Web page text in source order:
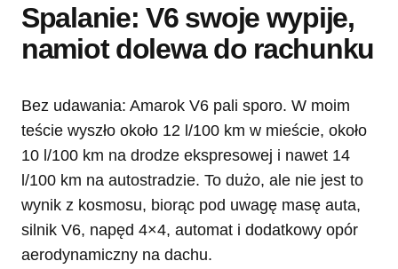
Spalanie: V6 swoje wypije,
namiot dolewa do rachunku
Bez udawania: Amarok V6 pali sporo. W moim
teście wyszło około 12 l/100 km w mieście, około
10 l/100 km na drodze ekspresowej i nawet 14
l/100 km na autostradzie. To dużo, ale nie jest to
wynik z kosmosu, biorąc pod uwagę masę auta,
silnik V6, napęd 4×4, automat i dodatkowy opór
aerodynamiczny na dachu.